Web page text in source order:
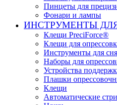
Пинцеты для
Фонари и лампы
ИНСТРУМЕНТЫ
Клещи PreciForce®
Клещи для
Инструменты для
Наборы для
Устройства
Плашки
Клещи
Автоматические